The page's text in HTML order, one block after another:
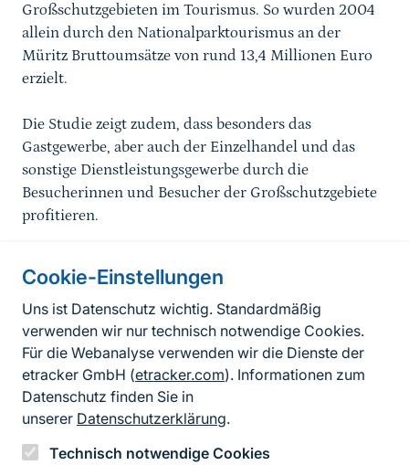
Cookie-Einstellungen
Uns ist Datenschutz wichtig. Standardmäßig
verwenden wir nur technisch notwendige Cookies.
Für die Webanalyse verwenden wir die Dienste der
etracker GmbH (etracker.com). Informationen zum
Datenschutz finden Sie in
unserer Datenschutzerklärung.
Technisch notwendige Cookies
Großschutzgebieten im Tourismus. So wurden 2004
allein durch den Nationalparktourismus an der
Müritz Bruttoumsätze von rund 13,4 Millionen Euro
erzielt.
Die Studie zeigt zudem, dass besonders das
Gastgewerbe, aber auch der Einzelhandel und das
sonstige Dienstleistungsgewerbe durch die
Besucherinnen und Besucher der Großschutzgebiete
profitieren.
Informationen zur Seite
FußzeileKontakt zum BfN
Kontaktformular
Erklärung zur Barrierefreiheit
Impressum